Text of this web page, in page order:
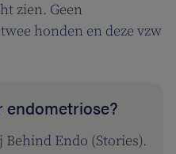
zien. Geen
honden en deze vzw
endometriose?
Endo (Stories).